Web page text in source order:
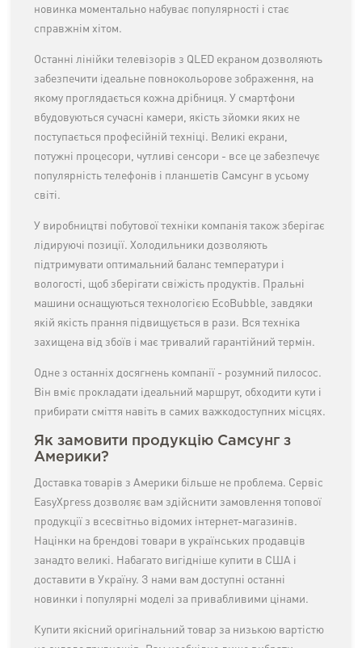
новинка моментально набуває популярності і стає
справжнім хітом.
Останні лінійки телевізорів з QLED екраном дозволяють
забезпечити ідеальне повнокольорове зображення, на
якому проглядається кожна дрібниця. У смартфони
вбудовуються сучасні камери, якість зйомки яких не
поступається професійній техніці. Великі екрани,
потужні процесори, чутливі сенсори - все це забезпечує
популярність телефонів і планшетів Самсунг в усьому
світі.
У виробництві побутової техніки компанія також зберігає
лідируючі позиції. Холодильники дозволяють
підтримувати оптимальний баланс температури і
вологості, щоб зберігати свіжість продуктів. Пральні
машини оснащуються технологією EcoBubble, завдяки
якій якість прання підвищується в рази. Вся техніка
захищена від збоїв і має тривалий гарантійний термін.
Одне з останніх досягнень компанії - розумний пилосос.
Він вміє прокладати ідеальний маршрут, обходити кути і
прибирати сміття навіть в самих важкодоступних місцях.
Як замовити продукцію Самсунг з
Америки?
Доставка товарів з Америки більше не проблема. Сервіс
EasyXpress дозволяє вам здійснити замовлення топової
продукції з всесвітньо відомих інтернет-магазинів.
Націнки на брендові товари в українських продавців
занадто великі. Набагато вигідніше купити в США і
доставити в Україну. З нами вам доступні останні
новинки і популярні моделі за привабливими цінами.
Купити якісний оригінальний товар за низькою вартістю